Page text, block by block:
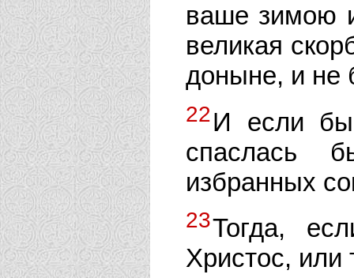
ваше зимою
великая
доныне, и не
22И если бы
спаслась
избранных
23Тогда,
Христос, или